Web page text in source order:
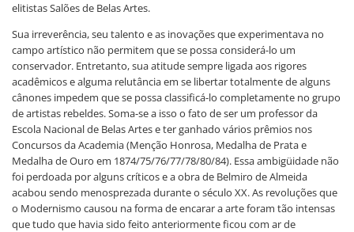
elitistas Salões de Belas Artes.
Sua irreverência, seu talento e as inovações que experimentava no
campo artístico não permitem que se possa considerá-lo um
conservador. Entretanto, sua atitude sempre ligada aos rigores
acadêmicos e alguma relutância em se libertar totalmente de alguns
cânones impedem que se possa classificá-lo completamente no grupo
de artistas rebeldes. Soma-se a isso o fato de ser um professor da
Escola Nacional de Belas Artes e ter ganhado vários prêmios nos
Concursos da Academia (Menção Honrosa, Medalha de Prata e
Medalha de Ouro em 1874/75/76/77/78/80/84). Essa ambigüidade não
foi perdoada por alguns críticos e a obra de Belmiro de Almeida
acabou sendo menosprezada durante o século XX. As revoluções que
o Modernismo causou na forma de encarar a arte foram tão intensas
que tudo que havia sido feito anteriormente ficou com ar de